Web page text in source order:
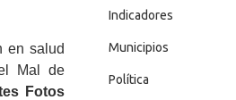
en salud
Mal de
Fotos
Indicadores
Municipios
Política